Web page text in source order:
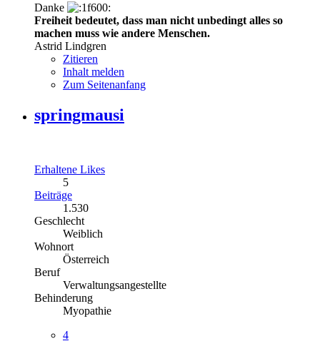
Danke
Freiheit bedeutet, dass man nicht unbedingt alles so
machen muss wie andere Menschen.
Astrid Lindgren
Zitieren
Inhalt melden
Zum Seitenanfang
springmausi
Erhaltene Likes
5
Beiträge
1.530
Geschlecht
Weiblich
Wohnort
Österreich
Beruf
Verwaltungsangestellte
Behinderung
Myopathie
4